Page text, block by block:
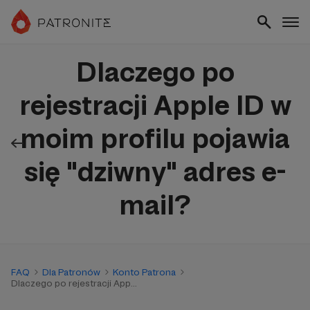
Dlaczego po
rejestracji Apple ID w
moim profilu pojawia
się "dziwny" adres e-
mail?
FAQ Dla Patronów
Konto Patrona
Dlaczego po rejestracji App...